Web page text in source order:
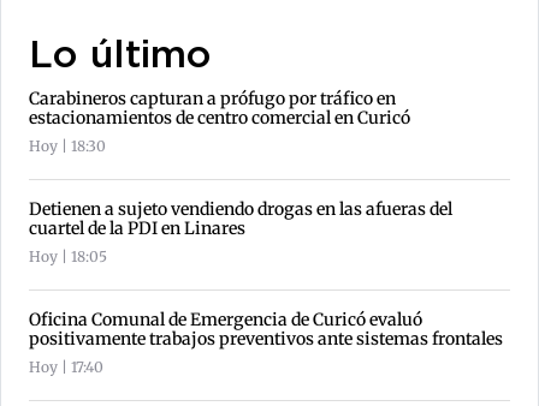
Lo último
Carabineros capturan a prófugo por tráfico en
estacionamientos de centro comercial en Curicó
Hoy | 18:30
Detienen a sujeto vendiendo drogas en las afueras del
cuartel de la PDI en Linares
Hoy | 18:05
Oficina Comunal de Emergencia de Curicó evaluó
positivamente trabajos preventivos ante sistemas frontales
Hoy | 17:40